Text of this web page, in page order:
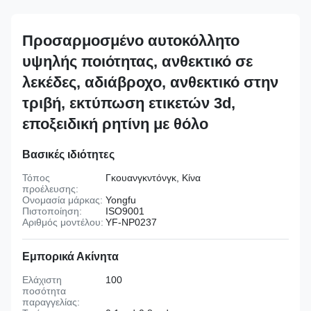
Προσαρμοσμένο αυτοκόλλητο
υψηλής ποιότητας, ανθεκτικό σε
λεκέδες, αδιάβροχο, ανθεκτικό στην
τριβή, εκτύπωση ετικετών 3d,
εποξειδική ρητίνη με θόλο
Βασικές ιδιότητες
Τόπος
προέλευσης:
Γκουανγκντόνγκ, Κίνα
Ονομασία μάρκας: Yongfu
Πιστοποίηση:
ISO9001
Αριθμός μοντέλου: YF-NP0237
Εμπορικά Ακίνητα
Ελάχιστη
ποσότητα
παραγγελίας:
100